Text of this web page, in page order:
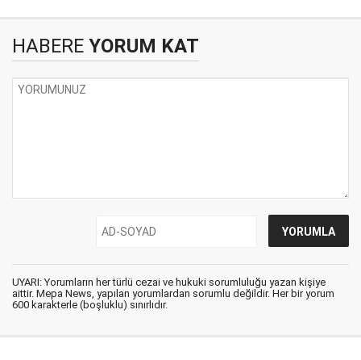
HABERE YORUM KAT
UYARI: Yorumların her türlü cezai ve hukuki sorumluluğu yazan kişiye
aittir. Mepa News, yapılan yorumlardan sorumlu değildir. Her bir yorum
600 karakterle (boşluklu) sınırlıdır.